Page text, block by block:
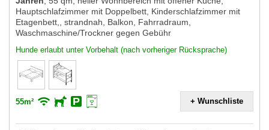
Hauptschlafzimmer mit Doppelbett, Kinderschlafzimmer mit
Etagenbett,, strandnah, Balkon, Fahrradraum,
Waschmaschine/Trockner gegen Gebühr
Hunde erlaubt unter Vorbehalt (nach vorheriger Rücksprache)
55m² + Wunschliste